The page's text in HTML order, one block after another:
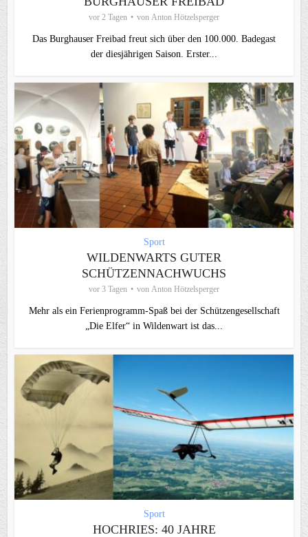
vor 2 Tagen von Anton Hötzelsperger
Das Burghauser Freibad freut sich über den 100.000. Badegast
der diesjährigen Saison. Erster...
Sport
WILDENWARTS GUTER
SCHÜTZENNACHWUCHS
vor 3 Tagen von Anton Hötzelsperger
Mehr als ein Ferienprogramm-Spaß bei der Schützengesellschaft
„Die Elfer“ in Wildenwart ist das...
Sport
HOCHRIES: 40 JAHRE